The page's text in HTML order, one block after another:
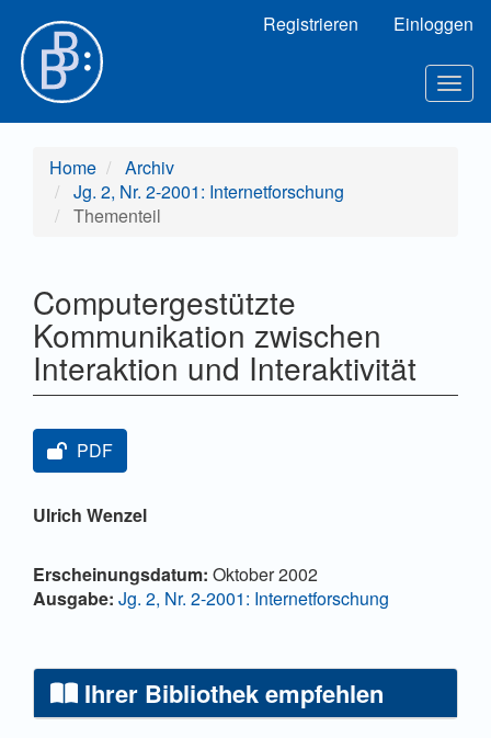
Hauptinhalt
Sidebar
Registrieren Einloggen
Home
Archiv
Jg. 2, Nr. 2-2001: Internetforschung
Thementeil
Computergestützte
Kommunikation zwischen
Interaktion und Interaktivität
Artikel-Sidebar
PDF
Hauptsächlicher Artikelinhalt
Ulrich Wenzel
Artikel-Details
Erscheinungsdatum: Oktober 2002
Ausgabe: Jg. 2, Nr. 2-2001: Internetforschung
Ihrer Bibliothek empfehlen